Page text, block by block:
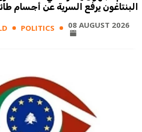
البنتاغون يرفع السرية عن أجسام
POLITICS 08 AUGUST 2026